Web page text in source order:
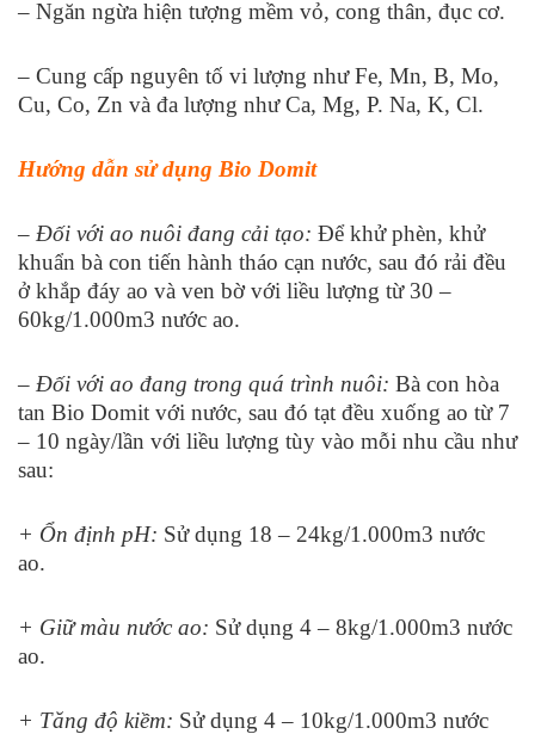
– Ngăn ngừa hiện tượng mềm vỏ, cong thân, đục cơ.
– Cung cấp nguyên tố vi lượng như Fe, Mn, B, Mo,
Cu, Co, Zn và đa lượng như Ca, Mg, P. Na, K, Cl.
Hướng dẫn sử dụng Bio Domit
– Đối với ao nuôi đang cải tạo: Để khử phèn, khử
khuẩn bà con tiến hành tháo cạn nước, sau đó rải đều
ở khắp đáy ao và ven bờ với liều lượng từ 30 –
60kg/1.000m3 nước ao.
– Đối với ao đang trong quá trình nuôi: Bà con hòa
tan Bio Domit với nước, sau đó tạt đều xuống ao từ 7
– 10 ngày/lần với liều lượng tùy vào mỗi nhu cầu như
sau:
+ Ổn định pH: Sử dụng 18 – 24kg/1.000m3 nước
ao.
+ Giữ màu nước ao: Sử dụng 4 – 8kg/1.000m3 nước
ao.
+ Tăng độ kiềm: Sử dụng 4 – 10kg/1.000m3 nước